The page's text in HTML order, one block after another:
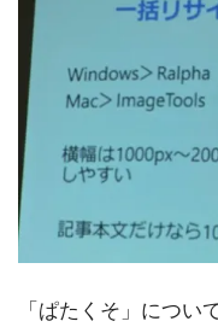
「ぱたくそ」につい